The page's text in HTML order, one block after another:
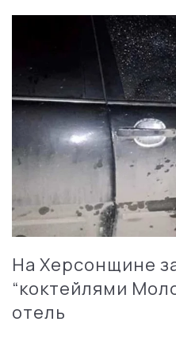
На Херсонщине
“коктейлями
отель